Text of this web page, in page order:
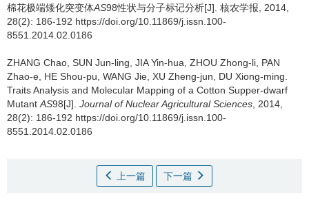
棉花极端矮化突变体AS98性状与分子标记分析[J]. 核农学报, 2014,
28(2): 186-192 https://doi.org/10.11869/j.issn.100-
8551.2014.02.0186
ZHANG Chao, SUN Jun-ling, JIA Yin-hua, ZHOU Zhong-li, PAN
Zhao-e, HE Shou-pu, WANG Jie, XU Zheng-jun, DU Xiong-ming.
Traits Analysis and Molecular Mapping of a Cotton Supper-dwarf
Mutant AS98[J]. Journal of Nuclear Agricultural Sciences , 2014,
28(2): 186-192 https://doi.org/10.11869/j.issn.100-
8551.2014.02.0186
上一篇 下一篇